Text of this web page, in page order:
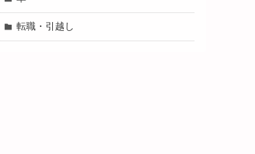
転職・引越し